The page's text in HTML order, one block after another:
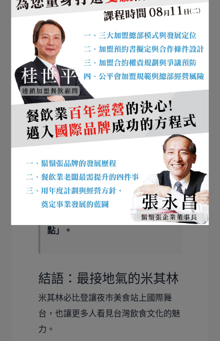
華西街特色：重口味、老派經典、
歷史感強烈。
夜市美食成功關鍵解析
產品特色明確（臭豆腐、麻油雞、芋頭
丸）
手藝穩定（老店優勢）
口味具記憶點
排隊效應帶動話題
夜市能上米其林的關鍵，不是裝
潢，而是「穩定＋特色＋記憶
點」。
結語：最接地氣的米其林
米其林必比登讓夜市美食站上國際舞
台，也讓更多人看見台灣飲食文化的魅
力。